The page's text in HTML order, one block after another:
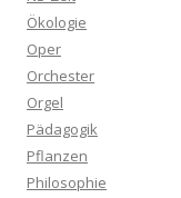
Ökologie
Oper
Orchester
Orgel
Pädagogik
Pflanzen
Philosophie